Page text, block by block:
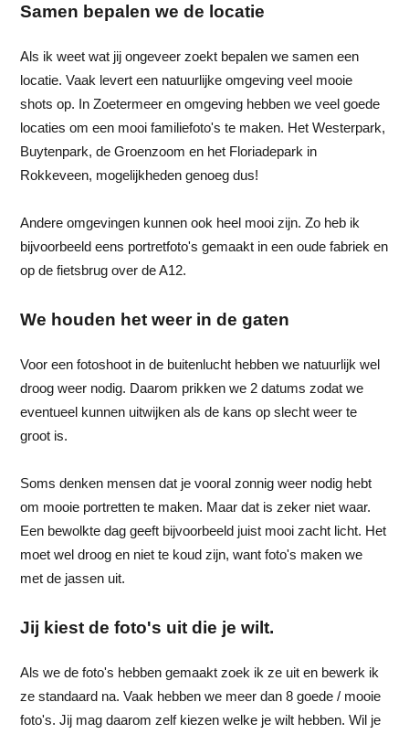
Samen bepalen we de locatie
Als ik weet wat jij ongeveer zoekt bepalen we samen een
locatie. Vaak levert een natuurlijke omgeving veel mooie
shots op. In Zoetermeer en omgeving hebben we veel goede
locaties om een mooi familiefoto's te maken. Het Westerpark,
Buytenpark, de Groenzoom en het Floriadepark in
Rokkeveen, mogelijkheden genoeg dus!
Andere omgevingen kunnen ook heel mooi zijn. Zo heb ik
bijvoorbeeld eens portretfoto's gemaakt in een oude fabriek en
op de fietsbrug over de A12.
We houden het weer in de gaten
Voor een fotoshoot in de buitenlucht hebben we natuurlijk wel
droog weer nodig. Daarom prikken we 2 datums zodat we
eventueel kunnen uitwijken als de kans op slecht weer te
groot is.
Soms denken mensen dat je vooral zonnig weer nodig hebt
om mooie portretten te maken. Maar dat is zeker niet waar.
Een bewolkte dag geeft bijvoorbeeld juist mooi zacht licht. Het
moet wel droog en niet te koud zijn, want foto's maken we
met de jassen uit.
Jij kiest de foto's uit die je wilt.
Als we de foto's hebben gemaakt zoek ik ze uit en bewerk ik
ze standaard na. Vaak hebben we meer dan 8 goede / mooie
foto's. Jij mag daarom zelf kiezen welke je wilt hebben. Wil je